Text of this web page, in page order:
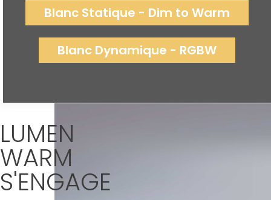
Blanc Statique - Dim to Warm
Blanc Dynamique - RGBW
LUMEN
WARM
S'ENGAGE